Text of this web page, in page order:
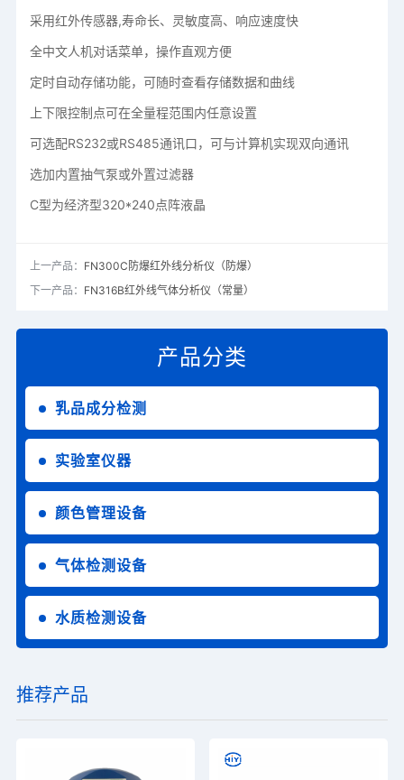
产品分类
乳品成分检测
实验室仪器
颜色管理设备
气体检测设备
水质检测设备
采用红外传感器,寿命长、灵敏度高、响应速度快
全中文人机对话菜单，操作直观方便
定时自动存储功能，可随时查看存储数据和曲线
上下限控制点可在全量程范围内任意设置
可选配RS232或RS485通讯口，可与计算机实现双向通讯
选加内置抽气泵或外置过滤器
C型为经济型320*240点阵液晶
上一产品： FN300C防爆红外线分析仪（防爆）
下一产品： FN316B红外线气体分析仪（常量）
推荐产品